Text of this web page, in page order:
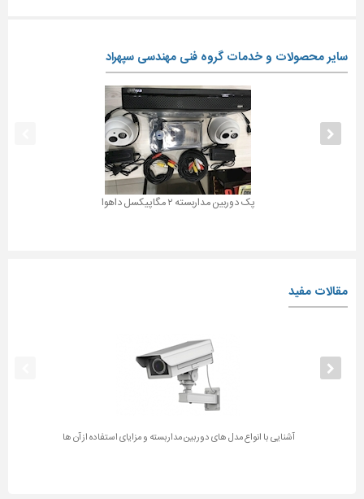
سایر محصولات و خدمات گروه فنی مهندسی سپهراد
پک دوربین مداربسته ۲ مگاپیکسل داهوا
مقالات مفید
آشنایی با انواع مدل های دوربین مداربسته و مزایای استفاده از آن ها